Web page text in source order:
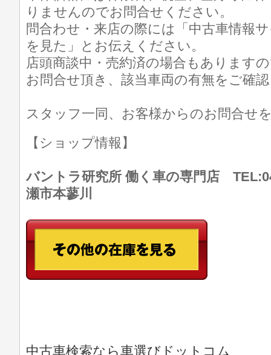
りませんのでお問合せください。
問合わせ・来店の際には「中古車情報
を見た」とお伝えください。
店頭商談中・売約済の場合もあります
お問合せ頂き、該当車両の有無をご確
スタッフ一同、お客様からのお問合せ
【ショップ情報】
バントラ研究所 働く車の専門店
瀬市本蓼川
中古車検索なら車選びドットコム